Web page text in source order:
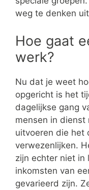
weg te denken
Hoe gaat
werk?
Nu dat je weet
opgericht is het
dagelijkse gang
mensen in dienst
uitvoeren die het
verwezenlijken.
zijn echter niet in
inkomsten van
gevarieerd zijn.